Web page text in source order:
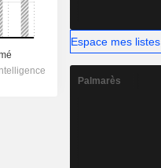
Espace mes listes
Palmarès